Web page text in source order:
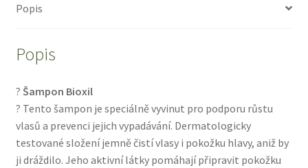
množství
Popis
Popis
? Šampon Bioxil
? Tento šampon je speciálně vyvinut pro podporu růstu
vlasů a prevenci jejich vypadávání. Dermatologicky
testované složení jemně čistí vlasy i pokožku hlavy, aniž by
ji dráždilo. Jeho aktivní látky pomáhají připravit pokožku